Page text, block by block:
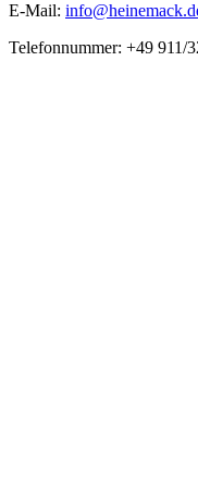
E-Mail:
Telefonnummer: +49 911/